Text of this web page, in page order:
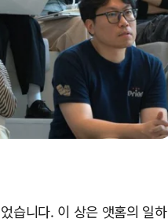
습니다. 이 상은 앳홈의 일하